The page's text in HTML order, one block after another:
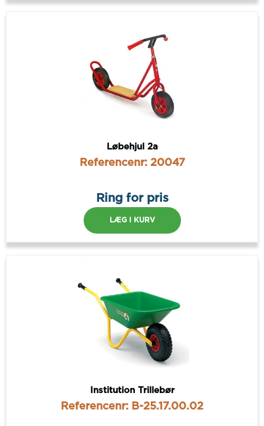
Løbehjul 2a
Referencenr: 20047
Ring for pris
LÆG I KURV
Institution Trillebør
Referencenr: B-25.17.00.02